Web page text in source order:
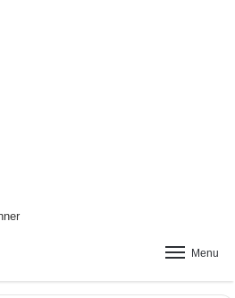
Menu